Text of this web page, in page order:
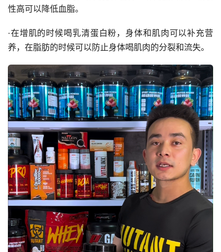
性高可以降低血脂。
·在增肌的时候喝乳清蛋白粉，身体和肌肉可以补充营
养，在脂肪的时候可以防止身体喝肌肉的分裂和流失。